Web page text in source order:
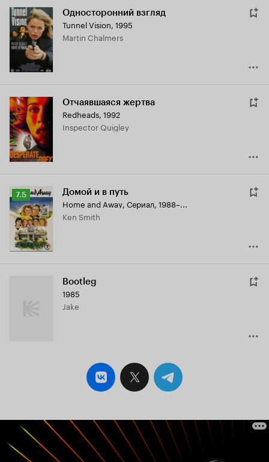
Односторонний взгляд
Tunnel Vision, 1995
Martin Chalmers
Отчаявшаяся жертва
Redheads, 1992
Inspector Quigley
Рейтинг
Кинопоиска
7.5
7.5 Домой и в путь
Home and Away, Сериал, 1988–...
Ken Smith
Bootleg
1985
Jake